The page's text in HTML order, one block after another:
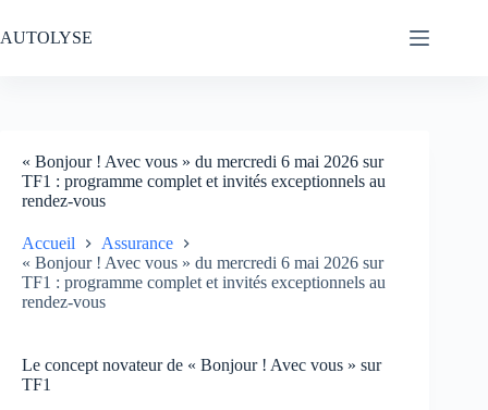
au
contenu
AUTOLYSE
« Bonjour ! Avec vous » du mercredi 6 mai 2026 sur
TF1 : programme complet et invités exceptionnels au
rendez-vous
Accueil
Assurance
« Bonjour ! Avec vous » du mercredi 6 mai 2026 sur
TF1 : programme complet et invités exceptionnels au
rendez-vous
Le concept novateur de « Bonjour ! Avec vous » sur
TF1